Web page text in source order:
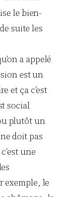
le bien-
suite les
a appelé
est un
et ça c’est
social
plutôt un
doit pas
une
exemple, le